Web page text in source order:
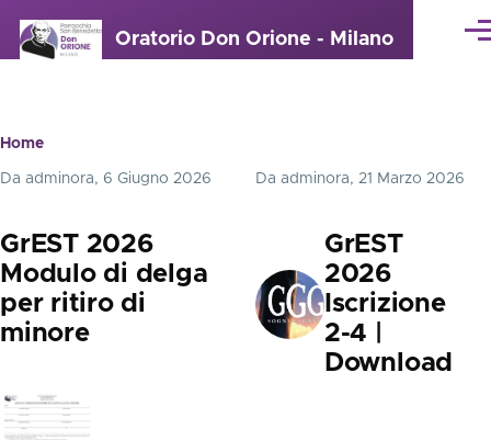
Oratorio Don Orione - Milano
Briciole
di
pane
Home
Da adminora, 6 Giugno 2026
GrEST 2026
Modulo di delga
per ritiro di
minore
Da adminora, 21 Marzo 2026
GrEST
2026
Iscrizione
2-4 |
Download